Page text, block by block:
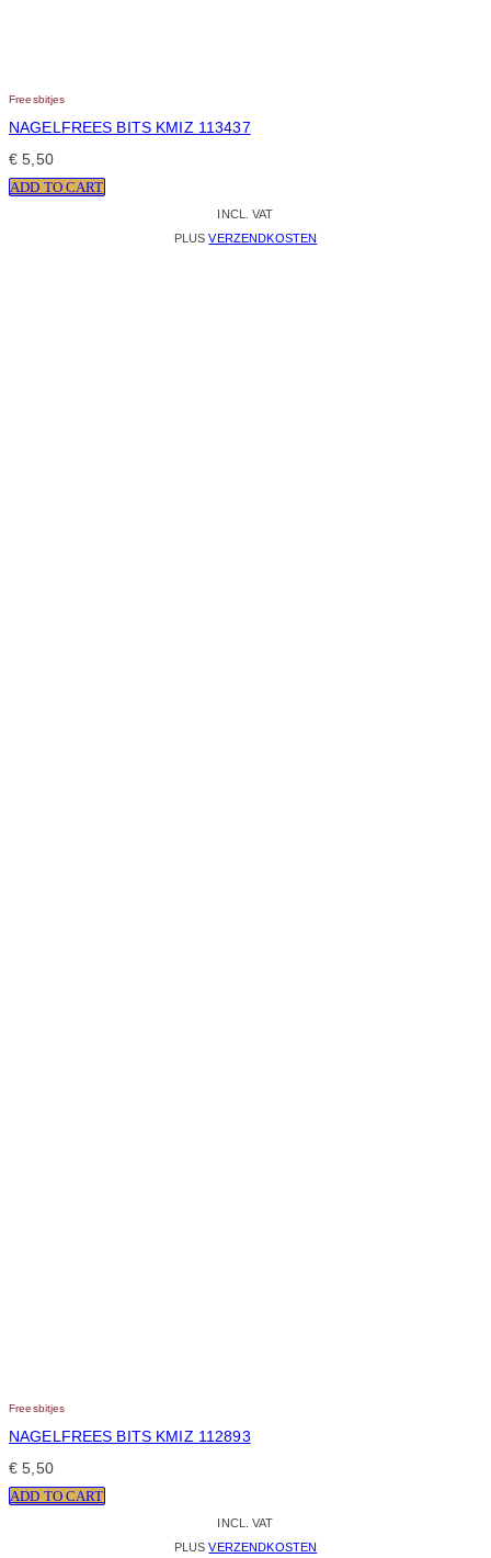
Freesbitjes
NAGELFREES BITS KMIZ 113437
€ 5,50
ADD TO CART
INCL. VAT
PLUSVERZENDKOSTEN
Freesbitjes
NAGELFREES BITS KMIZ 112893
€ 5,50
ADD TO CART
INCL. VAT
PLUSVERZENDKOSTEN